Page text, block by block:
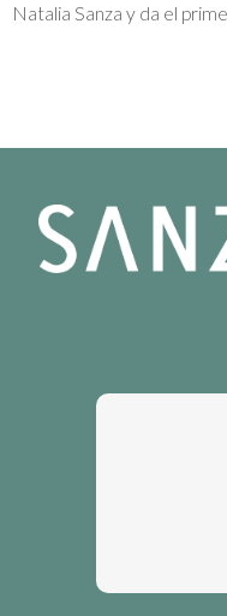
Natalia Sanza y da el